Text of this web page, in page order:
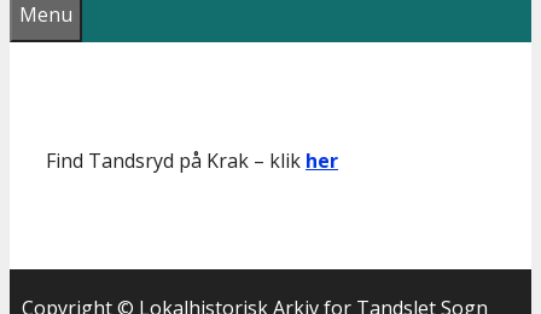
Menu
Find Tandsryd på Krak – klik her
Copyright © Lokalhistorisk Arkiv for Tandslet Sogn